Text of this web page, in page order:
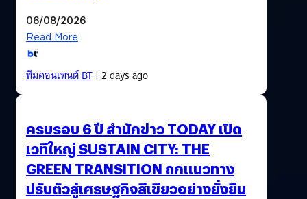
06/08/2026
Read More
ทีมคอนเทนต์ BT| 2 days ago
ครบรอบ 6 ปี สำนักข่าว TODAY เปิด
เวทีใหญ่ SUSTAIN CITY: THE
GREEN TRANSITION ถกแนวทาง
ปรับตัวสู่เศรษฐกิจสีเขียวอย่างยั่งยืน